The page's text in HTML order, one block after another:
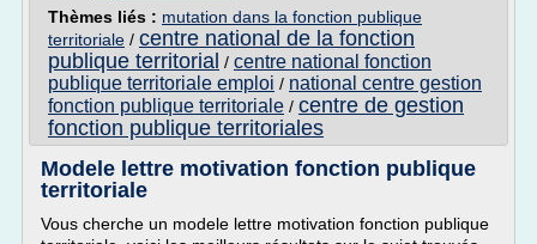
Thèmes liés : mutation dans la fonction publique
territoriale / centre national de la fonction
publique territorial / centre national fonction
publique territoriale emploi / national centre gestion
fonction publique territoriale / centre de gestion
fonction publique territoriales
Modele lettre motivation fonction publique
territoriale
Vous cherche un modele lettre motivation fonction publique